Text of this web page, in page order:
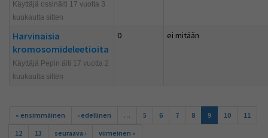
Käyttäjä ossinäiti 17 vuotta 3
kuukautta sitten
Harvinaisia
kromosomideleetioita
Käyttäjä Pepin äiti 17 vuotta 2
kuukautta sitten
0 ei mitään
« ensimmäinen ‹ edellinen … 5 6 7 8 9 10
11
12
13 seuraava › viimeinen »